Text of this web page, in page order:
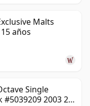
Malts
años
Single
2003 22